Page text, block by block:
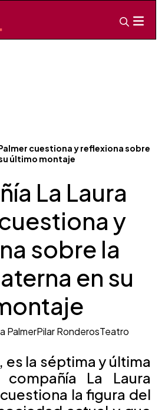
cuestiona y reflexiona sobre
último montaje
La Laura
y
sobre la
en su
PalmerPilar RonderosTeatro
, es la séptima y última
La Laura
la figura del